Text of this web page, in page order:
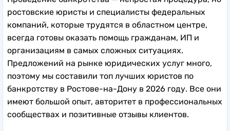
ростовские юристы и специалисты федеральных
компаний, которые трудятся в областном центре,
всегда готовы оказать помощь гражданам, ИП и
организациям в самых сложных ситуациях.
Предложений на рынке юридических услуг много,
поэтому мы составили топ лучших юристов по
банкротству в Ростове-на-Дону в 2026 году. Все они
имеют большой опыт, авторитет в профессиональных
сообществах и позитивные отзывы клиентов.